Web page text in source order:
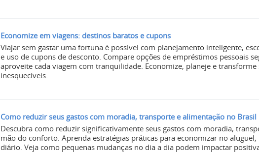
Economize em viagens: destinos baratos e cupons
Viajar sem gastar uma fortuna é possível com planejamento inteligente,
e uso de cupons de desconto. Compare opções de empréstimos pessoais
aproveite cada viagem com tranquilidade. Economize, planeje e
inesquecíveis.
Como reduzir seus gastos com moradia, transporte e alimentação no Brasil
Descubra como reduzir significativamente seus gastos com moradia,
mão do conforto. Aprenda estratégias práticas para economizar no
diário. Veja como pequenas mudanças no dia a dia podem impactar